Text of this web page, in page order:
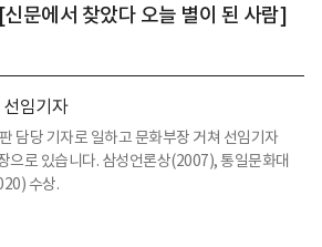
[신문에서 찾았다 오늘 별이 된 사람]
선임기자
담당 기자로 일하고 문화부장 거쳐 선임기자
으로 있습니다. 삼성언론상(2007), 통일문화대
수상.